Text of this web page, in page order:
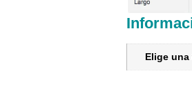
Elige una